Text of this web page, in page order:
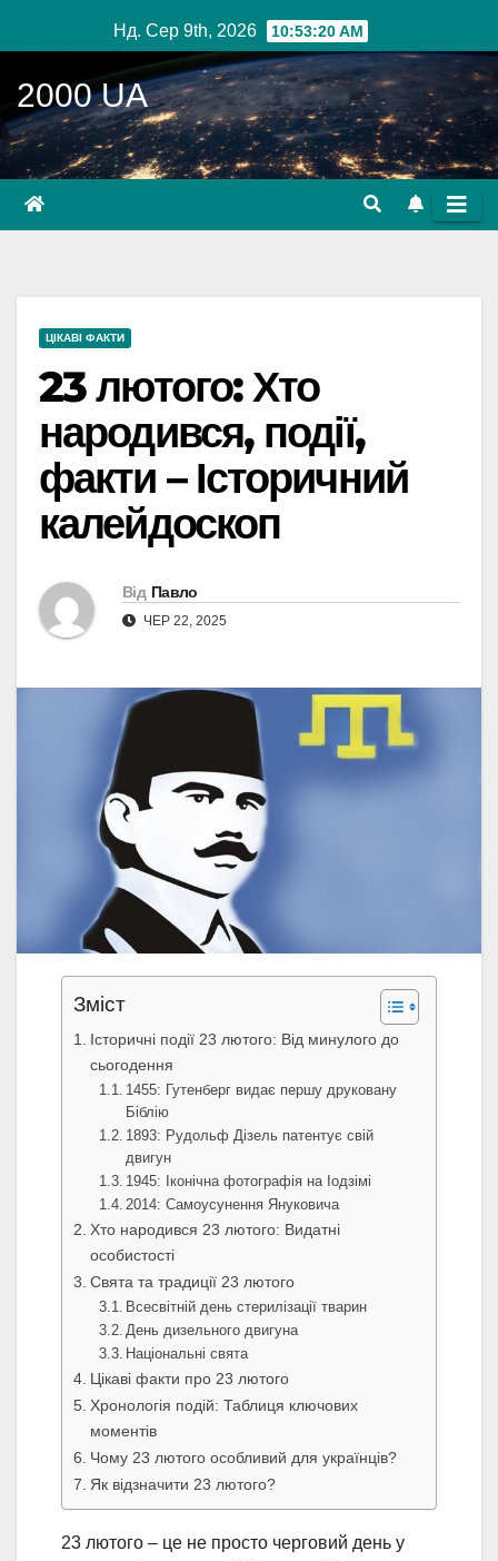
до
вмісту
Нд. Сер 9th, 2026 10:53:21 AM
2000 UA
ЦІКАВІ ФАКТИ
23 лютого: Хто
народився, події,
факти – Історичний
калейдоскоп
Від Павло
ЧЕР 22, 2025
Зміст
Історичні події 23 лютого: Від минулого до
сьогодення
1455: Гутенберг видає першу друковану
Біблію
1893: Рудольф Дізель патентує свій
двигун
1945: Іконічна фотографія на Іодзімі
2014: Самоусунення Януковича
Хто народився 23 лютого: Видатні
особистості
Свята та традиції 23 лютого
Всесвітній день стерилізації тварин
День дизельного двигуна
Національні свята
Цікаві факти про 23 лютого
Хронологія подій: Таблиця ключових
моментів
Чому 23 лютого особливий для українців?
Як відзначити 23 лютого?
23 лютого – це не просто черговий день у